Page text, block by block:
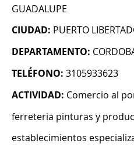
GUADALUPE
CIUDAD: PUERTO
DEPARTAMENTO:
TELÉFONO: 3105933623
ACTIVIDAD: Comercio al
ferreteria pinturas y
establecimientos